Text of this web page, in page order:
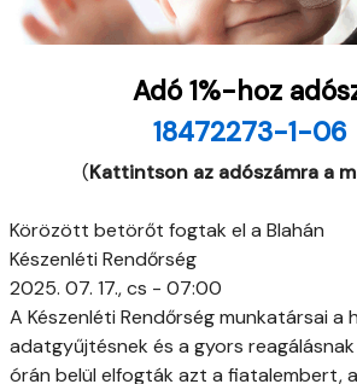
Adó 1%-hoz
18472273-1-06
(Kattintson az adószámra a
Körözött betörőt fogtak el a Blahán
Készenléti Rendőrség
2025. 07. 17., cs - 07:00
A Készenléti Rendőrség munkatársai a
adatgyűjtésnek és a gyors
órán belül elfogták azt a fiatalembert,